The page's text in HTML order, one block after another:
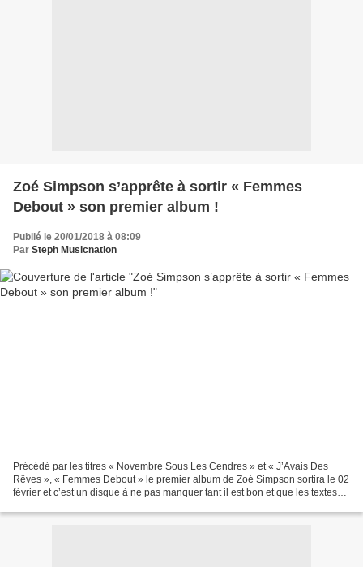
Zoé Simpson s’apprête à sortir « Femmes
Debout » son premier album !
Publié le 20/01/2018 à 08:09
Par Steph Musicnation
Précédé par les titres « Novembre Sous Les Cendres » et « J’Avais Des
Rêves », « Femmes Debout » le premier album de Zoé Simpson sortira le 02
février et c’est un disque à ne pas manquer tant il est bon et que les textes